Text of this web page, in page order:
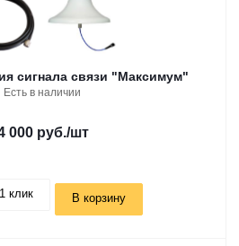
сигнала связи "Максимум"
Есть в наличии
000 руб./шт
клик В корзину